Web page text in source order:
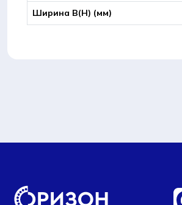
Ширина B(Н) (мм)